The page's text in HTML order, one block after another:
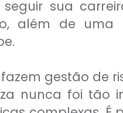
sua
além de uma
gestão de
nunca foi tão